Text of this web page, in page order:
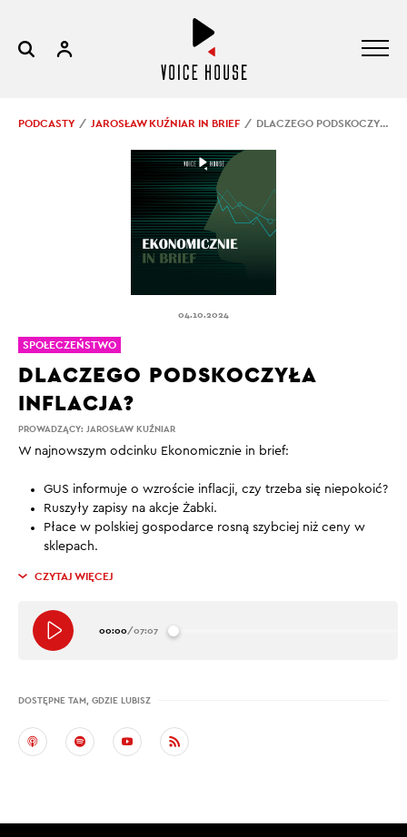
PODCASTY JAROSŁAW KUŹNIAR IN BRIEF DLACZEGO PODSKOCZYŁA INFLACJA?
04.10.2024
PROWADZĄCY: JAROSŁAW KUŹNIAR
DLACZEGO PODSKOCZYŁA
INFLACJA?
W najnowszym odcinku Ekonomicznie in brief:
GUS informuje o wzroście inflacji, czy trzeba się niepokoić?
Ruszyły zapisy na akcje Żabki.
Płace w polskiej gospodarce rosną szybciej niż ceny w
sklepach.
CZYTAJ WIĘCEJ
00:00/07:07
DOSTĘPNE TAM, GDZIE LUBISZ
SPOŁECZEŃSTWO